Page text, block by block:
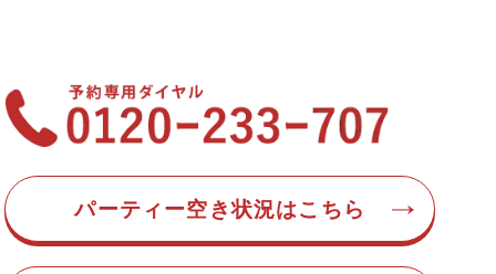
パーティー空き状況はこちら